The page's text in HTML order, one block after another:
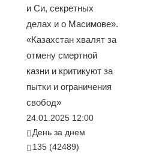
и Си, секретных
делах и о Масимове».
«Казахстан хвалят за
отмену смертной
казни и критикуют за
пытки и ограничения
свобод»
24.01.2025 12:00
День за днем
135 (42489)